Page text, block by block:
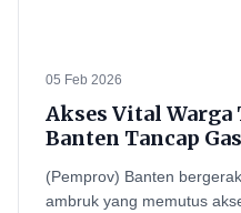
05 Feb 2026
Akses Vital Warga
Banten Tancap
(Pemprov) Banten
ambruk yang memutus